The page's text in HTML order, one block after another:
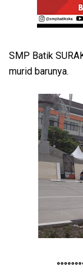
SMP Batik
murid barunya.